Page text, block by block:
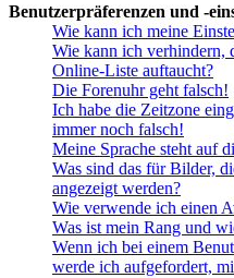
Benutzerpräferenzen und -
Wie kann ich meine
Wie kann ich verhindern,
Online-Liste auftaucht?
Die Forenuhr geht falsch!
Ich habe die Zeitzone
immer noch falsch!
Meine Sprache steht auf
Was sind das für Bilder,
angezeigt werden?
Wie verwende ich einen
Was ist mein Rang und
Wenn ich bei einem
werde ich aufgefordert,